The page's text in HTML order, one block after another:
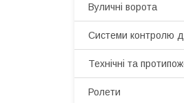
Вуличні ворота
Системи контролю
Технічні та
Ролети